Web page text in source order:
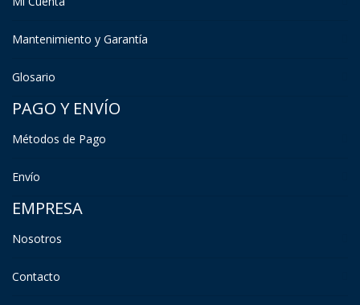
Mantenimiento y Garantía
Glosario
PAGO Y ENVÍO
Métodos de Pago
Envío
EMPRESA
Nosotros
Contacto